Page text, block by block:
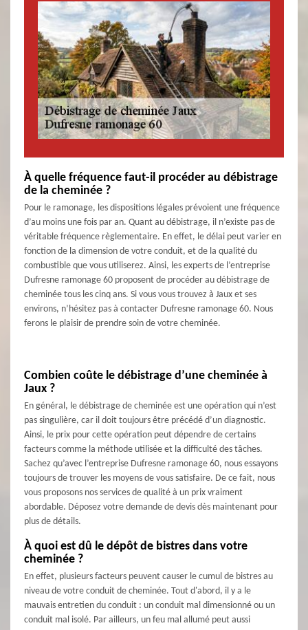
À quelle fréquence faut-il procéder au débistrage
de la cheminée ?
Pour le ramonage, les dispositions légales prévoient une fréquence
d’au moins une fois par an. Quant au débistrage, il n’existe pas de
véritable fréquence règlementaire. En effet, le délai peut varier en
fonction de la dimension de votre conduit, et de la qualité du
combustible que vous utiliserez. Ainsi, les experts de l’entreprise
Dufresne ramonage 60 proposent de procéder au débistrage de
cheminée tous les cinq ans. Si vous vous trouvez à Jaux et ses
environs, n’hésitez pas à contacter Dufresne ramonage 60. Nous
ferons le plaisir de prendre soin de votre cheminée.
Combien coûte le débistrage d’une cheminée à
Jaux ?
En général, le débistrage de cheminée est une opération qui n’est
pas singulière, car il doit toujours être précédé d’un diagnostic.
Ainsi, le prix pour cette opération peut dépendre de certains
facteurs comme la méthode utilisée et la difficulté des tâches.
Sachez qu’avec l’entreprise Dufresne ramonage 60, nous essayons
toujours de trouver les moyens de vous satisfaire. De ce fait, nous
vous proposons nos services de qualité à un prix vraiment
abordable. Déposez votre demande de devis dès maintenant pour
plus de détails.
À quoi est dû le dépôt de bistres dans votre
cheminée ?
En effet, plusieurs facteurs peuvent causer le cumul de bistres au
niveau de votre conduit de cheminée. Tout d'abord, il y a le
mauvais entretien du conduit : un conduit mal dimensionné ou un
conduit mal isolé. Par ailleurs, un feu mal allumé peut aussi